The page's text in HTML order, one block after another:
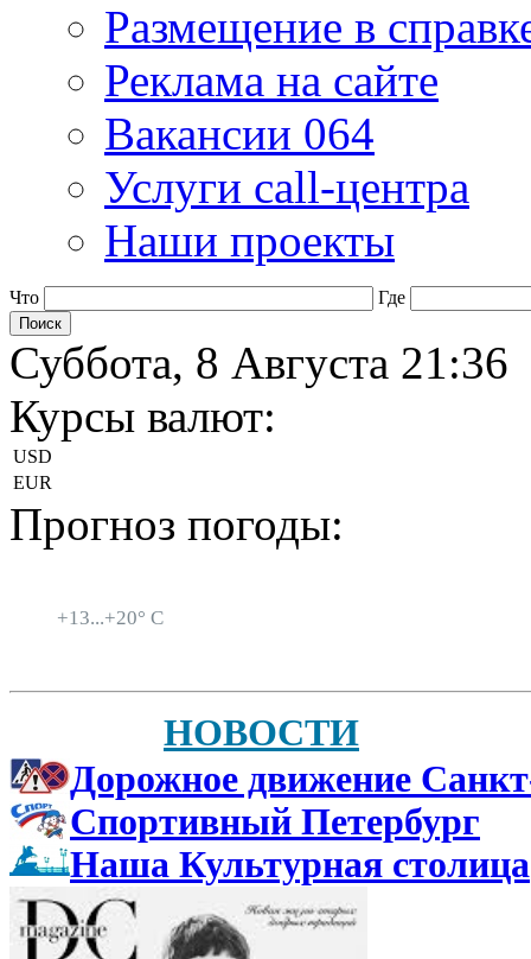
Размещение в
Реклама на сайте
Вакансии 064
Услуги call-центра
Наши проекты
Что Где
Суббота, 8 Августа 21:36
Курсы валют:
USD
EUR
Прогноз погоды:
+13...+20° C
НОВОСТИ
Дорожное движение
Спортивный Петербург
Наша Культурная столица